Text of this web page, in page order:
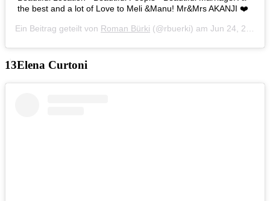
the best and a lot of Love to Meli &Manu! Mr&Mrs AKANJI ❤️
Ein Beitrag geteilt von Roman Bürki (@rbuerki) am Jun 24, 2019 um 1:03 PDT
Elena Curtoni